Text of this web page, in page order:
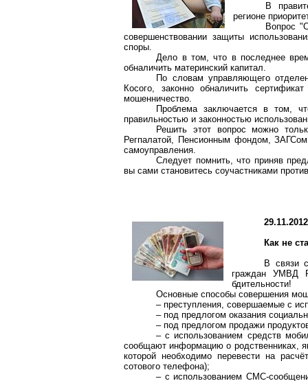
В
регионе
Вопрос
совершенствовании защиты
споры.
Дело в том, что в последнее
обналичить материнский капитал.
По словам управляющего
Косого, законно обналичить
мошенничество.
Проблема заключается в том,
правильностью и законностью
Решить этот вопрос можно
Регпалатой, Пенсионным фондом,
самоуправления.
Следует помнить, что приняв
вы сами становитесь соучастниками
29.11.2012
Как не
В связи
граждан УМВД
бдительности!
Основные способы совершения
– преступления, совершаемые с
– под предлогом оказания
– под предлогом продажи
– с использованием средств
сообщают информацию о родственниках,
которой необходимо перевести на
сотового телефона);
– с использованием CMC-